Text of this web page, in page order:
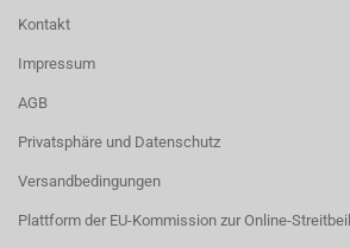
Kontakt
Impressum
AGB
Privatsphäre und Datenschutz
Versandbedingungen
Plattform der EU-Kommission zur Online-